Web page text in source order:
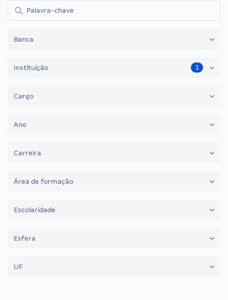
Banca
Instituição 1
Cargo
Ano
Carreira
Área de formação
Escolaridade
Esfera
UF